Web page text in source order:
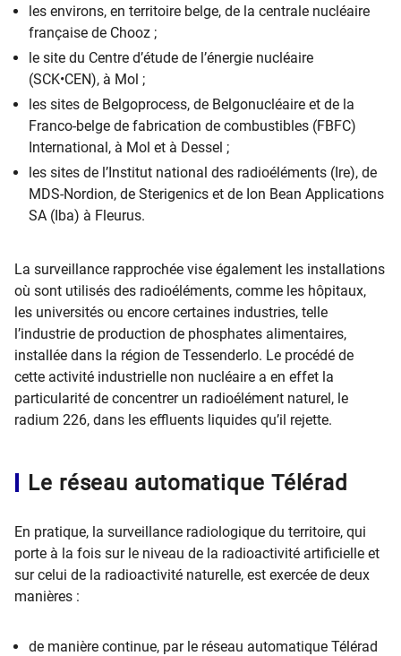
les environs, en territoire belge, de la centrale nucléaire
française de Chooz ;
le site du Centre d’étude de l’énergie nucléaire
(SCK•CEN), à Mol ;
les sites de Belgoprocess, de Belgonucléaire et de la
Franco-belge de fabrication de combustibles (FBFC)
International, à Mol et à Dessel ;
les sites de l’Institut national des radioéléments (Ire), de
MDS-Nordion, de Sterigenics et de Ion Bean Applications
SA (Iba) à Fleurus.
La surveillance rapprochée vise également les installations
où sont utilisés des radioéléments, comme les hôpitaux,
les universités ou encore certaines industries, telle
l’industrie de production de phosphates alimentaires,
installée dans la région de Tessenderlo. Le procédé de
cette activité industrielle non nucléaire a en effet la
particularité de concentrer un radioélément naturel, le
radium 226, dans les effluents liquides qu’il rejette.
Le réseau automatique Télérad
En pratique, la surveillance radiologique du territoire, qui
porte à la fois sur le niveau de la radioactivité artificielle et
sur celui de la radioactivité naturelle, est exercée de deux
manières :
de manière continue, par le réseau automatique Télérad